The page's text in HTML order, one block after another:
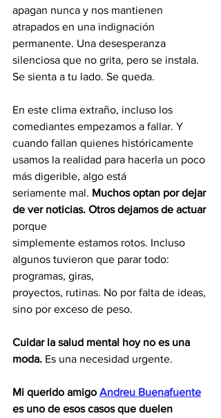
apagan nunca y nos mantienen
atrapados en una indignación
permanente. Una desesperanza
silenciosa que no grita, pero se instala.
Se sienta a tu lado. Se queda.
En este clima extraño, incluso los
comediantes empezamos a fallar. Y
cuando fallan quienes históricamente
usamos la realidad para hacerla un poco
más digerible, algo está
seriamente mal. Muchos optan por dejar
de ver noticias. Otros dejamos de actuar
porque
simplemente estamos rotos. Incluso
algunos tuvieron que parar todo:
programas, giras,
proyectos, rutinas. No por falta de ideas,
sino por exceso de peso.
Cuidar la salud mental hoy no es una
moda. Es una necesidad urgente.
Mi querido amigo Andreu Buenafuente
es uno de esos casos que duelen